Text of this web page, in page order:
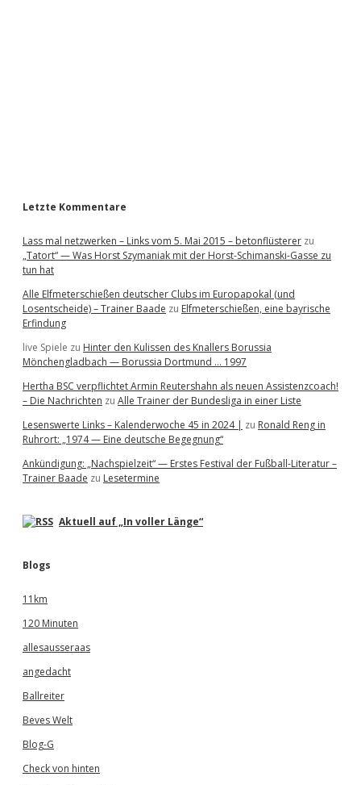
Letzte Kommentare
Lass mal netzwerken – Links vom 5. Mai 2015 – betonflüsterer zu
„Tatort“ — Was Horst Szymaniak mit der Horst-Schimanski-Gasse zu
tun hat
Alle Elfmeterschießen deutscher Clubs im Europapokal (und
Losentscheide) – Trainer Baade zu Elfmeterschießen, eine bayrische
Erfindung
live Spiele zu Hinter den Kulissen des Knallers Borussia
Mönchengladbach — Borussia Dortmund … 1997
Hertha BSC verpflichtet Armin Reutershahn als neuen Assistenzcoach!
– Die Nachrichten zu Alle Trainer der Bundesliga in einer Liste
Lesenswerte Links – Kalenderwoche 45 in 2024 | zu Ronald Reng in
Ruhrort: „1974 — Eine deutsche Begegnung“
Ankündigung: „Nachspielzeit“ — Erstes Festival der Fußball-Literatur –
Trainer Baade zu Lesetermine
Aktuell auf „In voller Länge“
Blogs
11km
120 Minuten
allesausseraas
angedacht
Ballreiter
Beves Welt
Blog-G
Check von hinten